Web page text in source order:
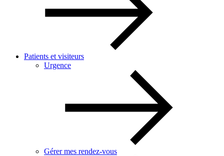
Patients et visiteurs
Urgence
Gérer mes rendez-vous